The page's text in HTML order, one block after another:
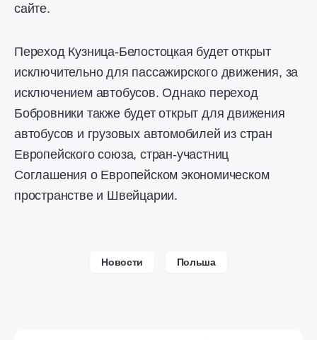
сайте.
Переход Кузница-Белостоцкая будет открыт
исключительно для пассажирского движения, за
исключением автобусов. Однако переход
Бобровники также будет открыт для движения
автобусов и грузовых автомобилей из стран
Европейского союза, стран-участниц
Соглашения о Европейском экономическом
пространстве и Швейцарии.
Новости Польша